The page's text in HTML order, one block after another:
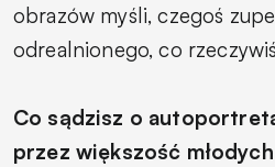
obrazów myśli, czegoś
odrealnionego, co
Co sądzisz o
przez większość